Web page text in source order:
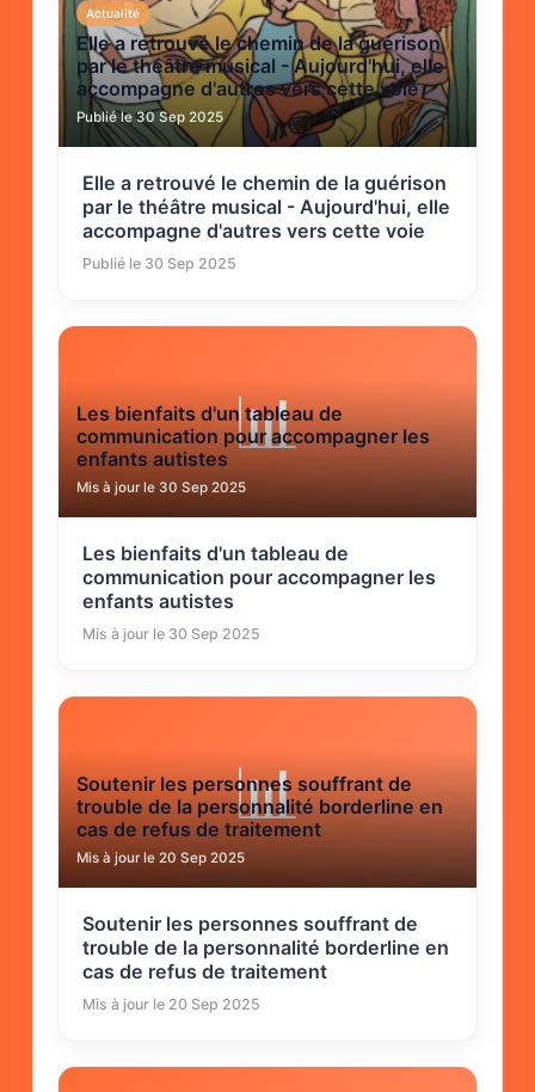
Actualité
Elle a retrouvé le chemin de la guérison
par le théâtre musical - Aujourd'hui, elle
accompagne d'autres vers cette voie
Publié le 30 Sep 2025
Elle a retrouvé le chemin de la guérison
par le théâtre musical - Aujourd'hui, elle
accompagne d'autres vers cette voie
Publié le 30 Sep 2025
📊
Les bienfaits d'un tableau de
communication pour accompagner les
enfants autistes
Mis à jour le 30 Sep 2025
Les bienfaits d'un tableau de
communication pour accompagner les
enfants autistes
Mis à jour le 30 Sep 2025
📊
Soutenir les personnes souffrant de
trouble de la personnalité borderline en
cas de refus de traitement
Mis à jour le 20 Sep 2025
Soutenir les personnes souffrant de
trouble de la personnalité borderline en
cas de refus de traitement
Mis à jour le 20 Sep 2025